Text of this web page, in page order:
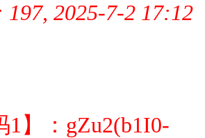
2025-7-2 17:12
1】：gZu2(b1I0-